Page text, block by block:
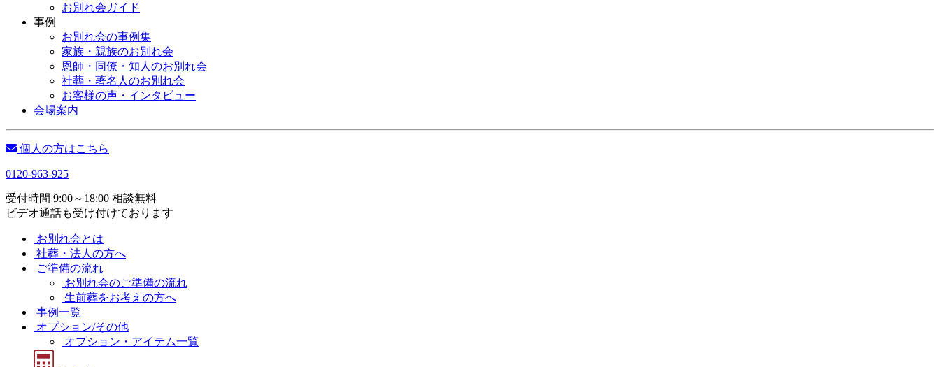
お別れ会ガイド
事例
お別れ会の事例集
家族・親族のお別れ会
恩師・同僚・知人のお別れ会
社葬・著名人のお別れ会
お客様の声・インタビュー
会場案内
個人の方はこちら
0120-963-925
受付時間 9:00～18:00 相談無料
ビデオ通話も受け付けております
お別れ会とは
社葬・法人の方へ
ご準備の流れ
お別れ会のご準備の流れ
生前葬をお考えの方へ
事例一覧
オプション/その他
オプション・アイテム一覧